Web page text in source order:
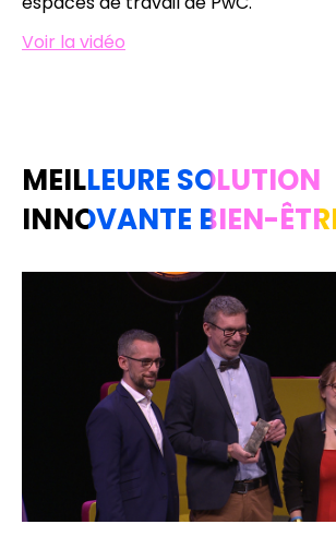
Voir la vidéo
MEILLEURE SOLUTION
INNOVANTE BIEN-